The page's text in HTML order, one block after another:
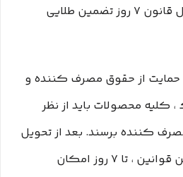
الکترونیک ، کالا مشمول قانون ۷ روز تضمین طلایی
حمایت از حقوق مصرف کننده و
کلیه محصولات باید از نظر
کننده برسند. بعد از تحویل
مشتری طبق ماده ۸-۸ این قوانین ، تا ۷ روز امکان